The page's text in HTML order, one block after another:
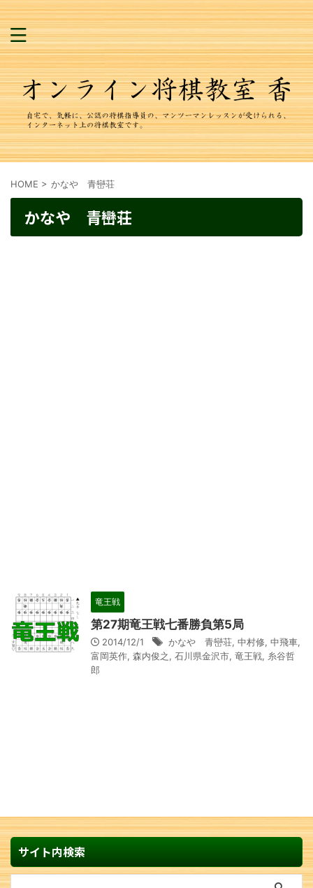
HOME > かなや 青巒荘
かなや 青巒荘
竜王戦
第27期竜王戦七番勝負第5局
2014/12/1 かなや 青巒荘, 中村修, 中飛車,
富岡英作, 森内俊之, 石川県金沢市, 竜王戦, 糸谷哲
郎
サイト内検索